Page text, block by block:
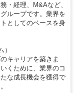
・経理、M&Aなど、
ループです。業界を
としてのベースを身
キャリアを築きま
くために、業界のコ
な成長機会を獲得で